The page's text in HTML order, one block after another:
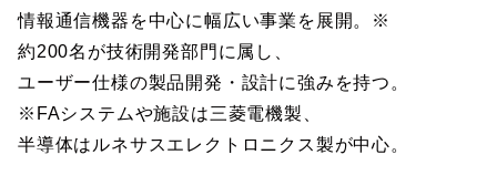
情報通信機器を中心に幅広い事業を展開。※
約200名が技術開発部門に属し、
ユーザー仕様の製品開発・設計に強みを持つ。
※FAシステムや施設は三菱電機製、
半導体はルネサスエレクトロニクス製が中心。